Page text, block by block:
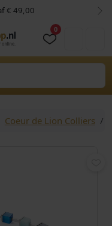
€ 49,00
0
Coeur de Lion Colliers